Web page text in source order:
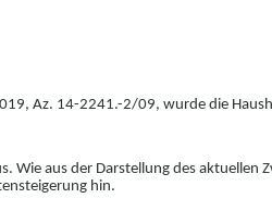
Az. 14-2241.-2/09, wurde die
Wie aus der Darstellung des aktuellen
hin.